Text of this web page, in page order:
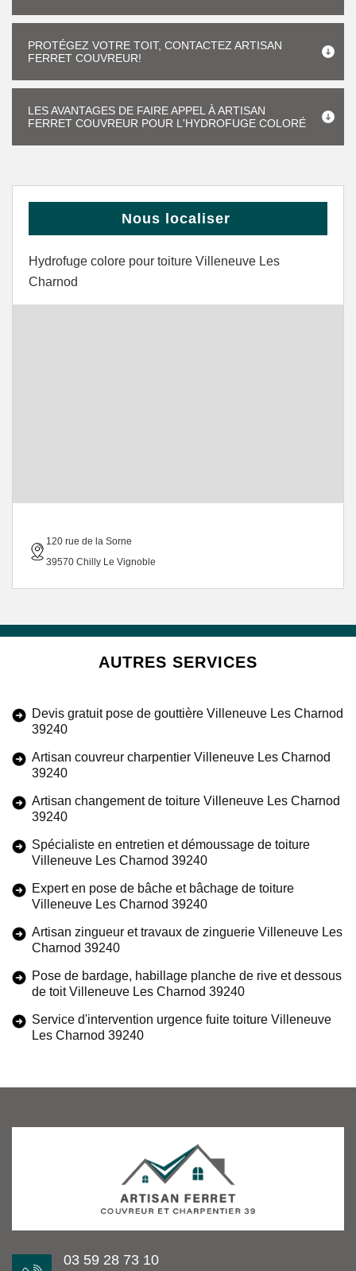
PROTÉGEZ VOTRE TOIT, CONTACTEZ ARTISAN
FERRET COUVREUR!
LES AVANTAGES DE FAIRE APPEL À ARTISAN
FERRET COUVREUR POUR L'HYDROFUGE COLORÉ
Nous localiser
Hydrofuge colore pour toiture Villeneuve Les
Charnod
120 rue de la Sorne
39570 Chilly Le Vignoble
AUTRES SERVICES
Devis gratuit pose de gouttière Villeneuve Les Charnod
39240
Artisan couvreur charpentier Villeneuve Les Charnod
39240
Artisan changement de toiture Villeneuve Les Charnod
39240
Spécialiste en entretien et démoussage de toiture
Villeneuve Les Charnod 39240
Expert en pose de bâche et bâchage de toiture
Villeneuve Les Charnod 39240
Artisan zingueur et travaux de zinguerie Villeneuve Les
Charnod 39240
Pose de bardage, habillage planche de rive et dessous
de toit Villeneuve Les Charnod 39240
Service d'intervention urgence fuite toiture Villeneuve
Les Charnod 39240
03 59 28 73 10